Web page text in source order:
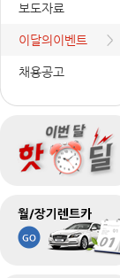
보도자료
이달의이벤트
채용공고